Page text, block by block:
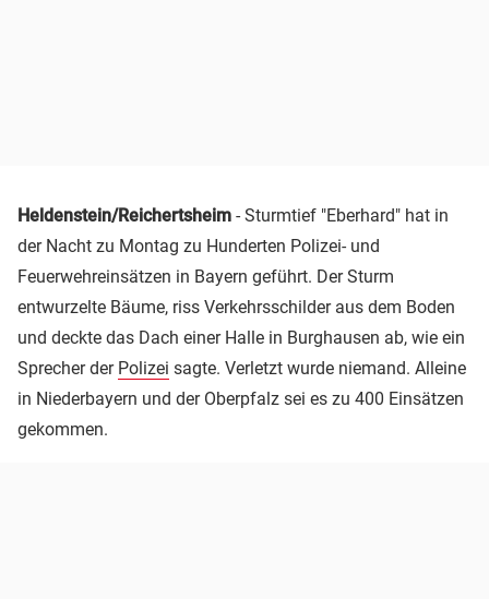
Heldenstein/Reichertsheim - Sturmtief "Eberhard" hat in
der Nacht zu Montag zu Hunderten Polizei- und
Feuerwehreinsätzen in Bayern geführt. Der Sturm
entwurzelte Bäume, riss Verkehrsschilder aus dem Boden
und deckte das Dach einer Halle in Burghausen ab, wie ein
Sprecher der Polizei sagte. Verletzt wurde niemand. Alleine
in Niederbayern und der Oberpfalz sei es zu 400 Einsätzen
gekommen.